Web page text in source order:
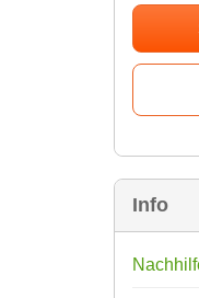
Info